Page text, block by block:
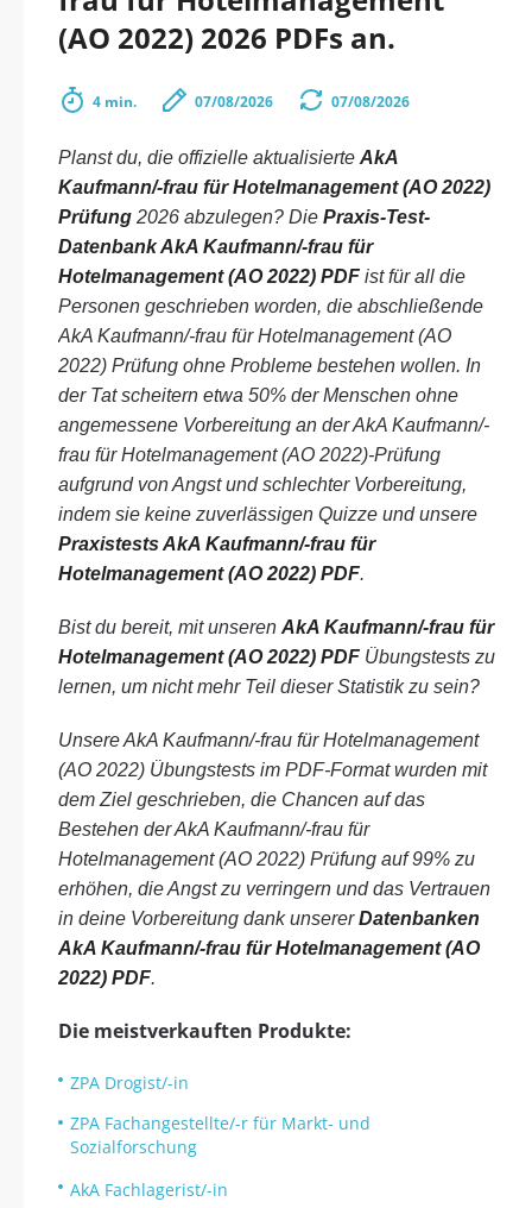
(AO 2022) 2026 PDFs an.
4 min. 07/08/2026 07/08/2026
Planst du, die offizielle aktualisierte AkA
Kaufmann/-frau für Hotelmanagement (AO 2022)
Prüfung 2026 abzulegen? Die Praxis-Test-
Datenbank AkA Kaufmann/-frau für
Hotelmanagement (AO 2022) PDF ist für all die
Personen geschrieben worden, die abschließende
AkA Kaufmann/-frau für Hotelmanagement (AO
2022) Prüfung ohne Probleme bestehen wollen. In
der Tat scheitern etwa 50% der Menschen ohne
angemessene Vorbereitung an der AkA Kaufmann/-
frau für Hotelmanagement (AO 2022)-Prüfung
aufgrund von Angst und schlechter Vorbereitung,
indem sie keine zuverlässigen Quizze und unsere
Praxistests AkA Kaufmann/-frau für
Hotelmanagement (AO 2022) PDF.
Bist du bereit, mit unseren AkA Kaufmann/-frau für
Hotelmanagement (AO 2022) PDF Übungstests zu
lernen, um nicht mehr Teil dieser Statistik zu sein?
Unsere AkA Kaufmann/-frau für Hotelmanagement
(AO 2022) Übungstests im PDF-Format wurden mit
dem Ziel geschrieben, die Chancen auf das
Bestehen der AkA Kaufmann/-frau für
Hotelmanagement (AO 2022) Prüfung auf 99% zu
erhöhen, die Angst zu verringern und das Vertrauen
in deine Vorbereitung dank unsererDatenbanken
AkA Kaufmann/-frau für Hotelmanagement (AO
2022) PDF.
Die meistverkauften Produkte:
ZPA Drogist/-in
ZPA Fachangestellte/-r für Markt- und
Sozialforschung
AkA Fachlagerist/-in